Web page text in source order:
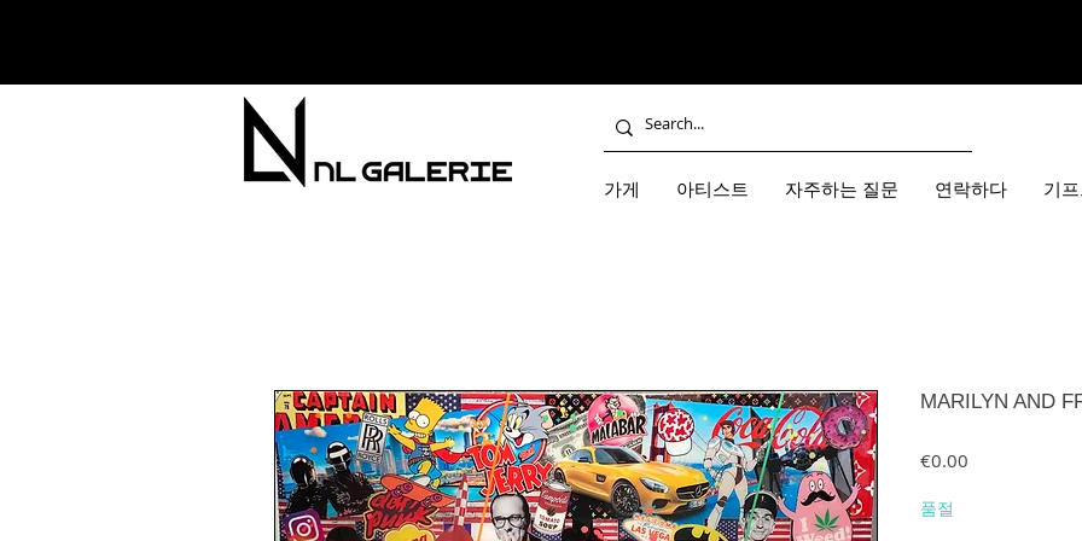
가게 아티스트 자주하는 질문 연락하다 기
MARILYN AND
€0.00
품절